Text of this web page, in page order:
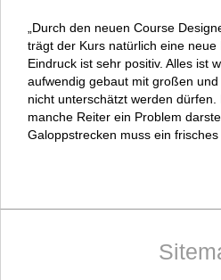
„Durch den neuen Course
trägt der Kurs natürlich eine
Eindruck ist sehr positiv. Alles ist
aufwendig gebaut mit großen
nicht unterschätzt werden
manche Reiter ein Problem
Galoppstrecken muss ein